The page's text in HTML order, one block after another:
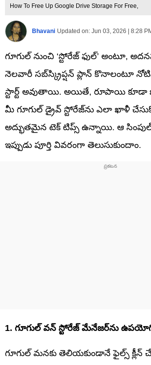
How To Free Up Google Drive Storage For Free,
Bhavani Updated on: Jun 03, 2026 | 8:28
గూగుల్ నుంచి ‘స్టోరేజ్ ఫుల్’ అంటూ,
నెలవారీ సబ్‌స్క్రిప్షన్ ప్లాన్ కొనాలంటూ
స్టార్ట్ అవుతాయి. అయితే, రూపాయి కూడా
మీ గూగుల్ డ్రైవ్ స్టోరేజ్‌ను ఎలా ఖాళీ
అద్భుతమైన టెక్ టిప్స్ ఉన్నాయి. ఆ సింపుల్
ఇప్పుడు పూర్తి వివరంగా తెలుసుకుందాం.
1. గూగుల్ వన్ స్టోరేజ్ మేనేజర్‌ను
గూగుల్ మనకు తెలియకుండానే ఫైల్స్